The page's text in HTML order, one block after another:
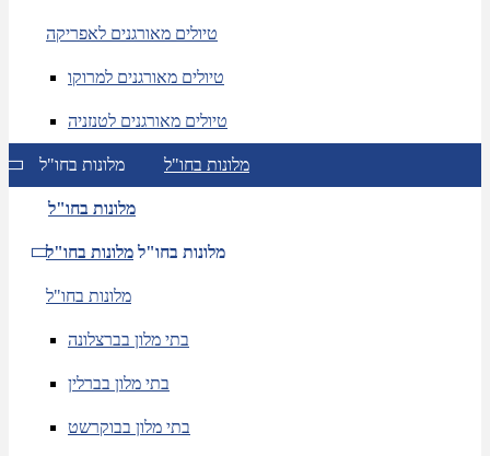
טיולים מאורגנים לאפריקה
טיולים מאורגנים למרוקו
טיולים מאורגנים לטנזניה
מלונות בחו"ל מלונות בחו"ל
מלונות בחו"ל
מלונות בחו"ל מלונות בחו"ל
מלונות בחו"ל
בתי מלון בברצלונה
בתי מלון בברלין
בתי מלון בבוקרשט